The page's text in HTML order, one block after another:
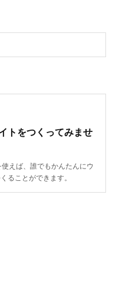
トをつくってみませ
えば、誰でもかんたんにウ
ることができます。